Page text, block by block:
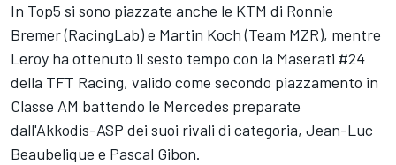
In Top5 si sono piazzate anche le KTM di Ronnie
Bremer (RacingLab) e Martin Koch (Team MZR), mentre
Leroy ha ottenuto il sesto tempo con la Maserati #24
della TFT Racing, valido come secondo piazzamento in
Classe AM battendo le Mercedes preparate
dall'Akkodis-ASP dei suoi rivali di categoria, Jean-Luc
Beaubelique e Pascal Gibon.